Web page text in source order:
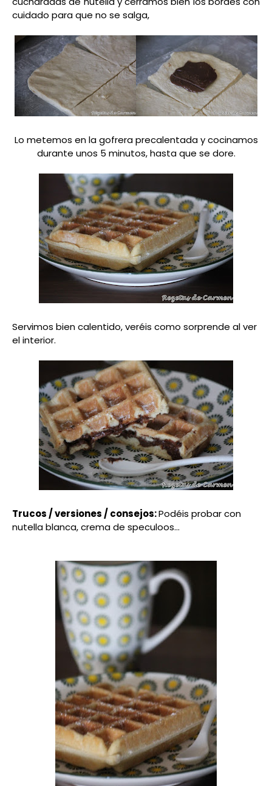
cuidado para que no se salga,
Lo metemos en la gofrera precalentada y cocinamos
durante unos 5 minutos, hasta que se dore.
Servimos bien calentido, veréis como sorprende al ver
el interior.
Trucos / versiones / consejos:Podéis probar con
nutella blanca, crema de speculoos...